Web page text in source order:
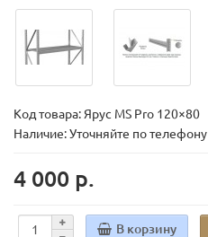
Код товара: Ярус MS Pro 120×80
Наличие: Уточняйте по телефону
4 000 р.
В корзину